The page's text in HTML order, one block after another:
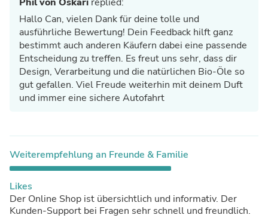
Hallo Can, vielen Dank für deine tolle und
ausführliche Bewertung! Dein Feedback hilft ganz
bestimmt auch anderen Käufern dabei eine passende
Entscheidung zu treffen. Es freut uns sehr, dass dir
Design, Verarbeitung und die natürlichen Bio-Öle so
gut gefallen. Viel Freude weiterhin mit deinem Duft
und immer eine sichere Autofahrt
Weiterempfehlung an Freunde & Familie
Likes
Der Online Shop ist übersichtlich und informativ. Der
Kunden-Support bei Fragen sehr schnell und freundlich.